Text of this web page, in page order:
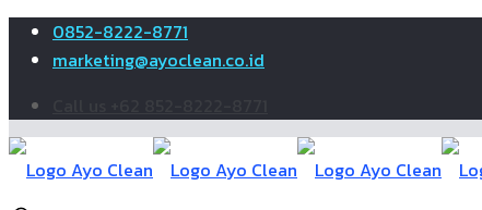
0852-8222-8771
marketing@ayoclean.co.id